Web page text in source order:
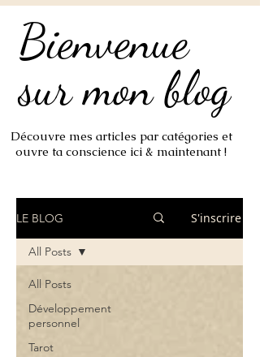
Bienvenue
sur mon blog
Bienvenue
sur mon blog
Découvre mes articles par catégories et
ouvre ta conscience ici & maintenant !
LE BLOG S'inscrire
All Posts
Développement
personnel
Tarot
All Posts